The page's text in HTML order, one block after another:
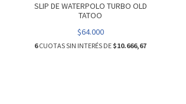
SLIP DE WATERPOLO TURBO OLD
TATOO
$64.000
6CUOTAS SIN INTERÉS DE $10.666,67